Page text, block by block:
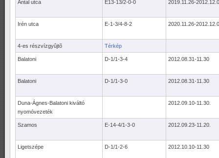
Antal utca E13-13/2-0-0 2019.11.26-
Irén utca E-1-3/4-8-2 2020.11.26-
4-es részvízgyûjtõ Térkép
Balatoni D-1/1-3-4 2012.08.31-11.30
Balatoni D-1/1-3-0 2012.08.31-11.30
Duna-Ágnes-Balatoni kiváltó
nyomóvezeték
2012.09.10-11.30.
Szamos E-14-4/1-3-0 2012.09.23-11.20.
Ligetszépe D-1/1-2-6 2012.10.10-11.30